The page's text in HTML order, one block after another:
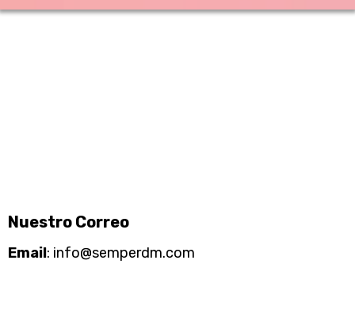
Nuestro Correo
Email: info@semperdm.com